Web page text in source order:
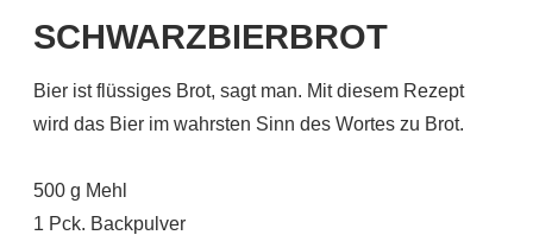
SCHWARZBIERBROT
Bier ist flüssiges Brot, sagt man. Mit diesem Rezept
wird das Bier im wahrsten Sinn des Wortes zu Brot.
500 g Mehl
1 Pck. Backpulver